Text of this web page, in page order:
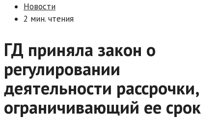
Новости
2 мин. чтения
ГД приняла закон о
регулировании
деятельности рассрочки,
ограничивающий ее срок